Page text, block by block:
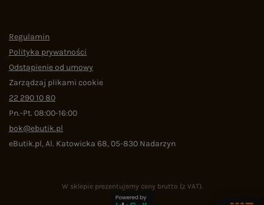
Regulamin
Polityka prywatności
Odstąpienie od umowy
Zarządzaj plikami cookie
22 290 10 80
Pn.-Pt. 08:00-16:00
bok@ebutik.pl
eButik.pl,Al. Katowicka 68,05-830 Nadarzyn
W sklepie prezentujemy ceny brutto (z VAT).